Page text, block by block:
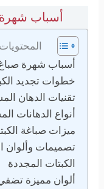
أسباب
المحتويات
أسباب شهرة
خطوات تجديد
تقنيات الدهان
أنواع الدهانات
ميزات صباغة
تصميمات وألوان
الكبتات المجددة
ألوان مميزة